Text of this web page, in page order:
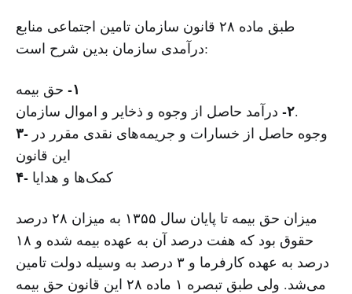
طبق ماده ۲۸ قانون سازمان تامین اجتماعی منابع
درآمدی سازمان بدین شرح است:
١- حق بیمه
٢-درآمد حاصل از وجوه و ذخایر و اموال سازمان.
۳-
این قانون
۴- کمک‌ها و هدایا
میزان حق بیمه تا پایان سال ۱۳۵۵ به میزان ۲۸ درصد
حقوق بود که هفت درصد آن به عهده بیمه شده و ۱۸
درصد به عهده کارفرما و ۳ درصد به وسیله دولت تامین
می‌شد. ولی طبق تبصره ۱ ماده ۲۸ این قانون حق بیمه